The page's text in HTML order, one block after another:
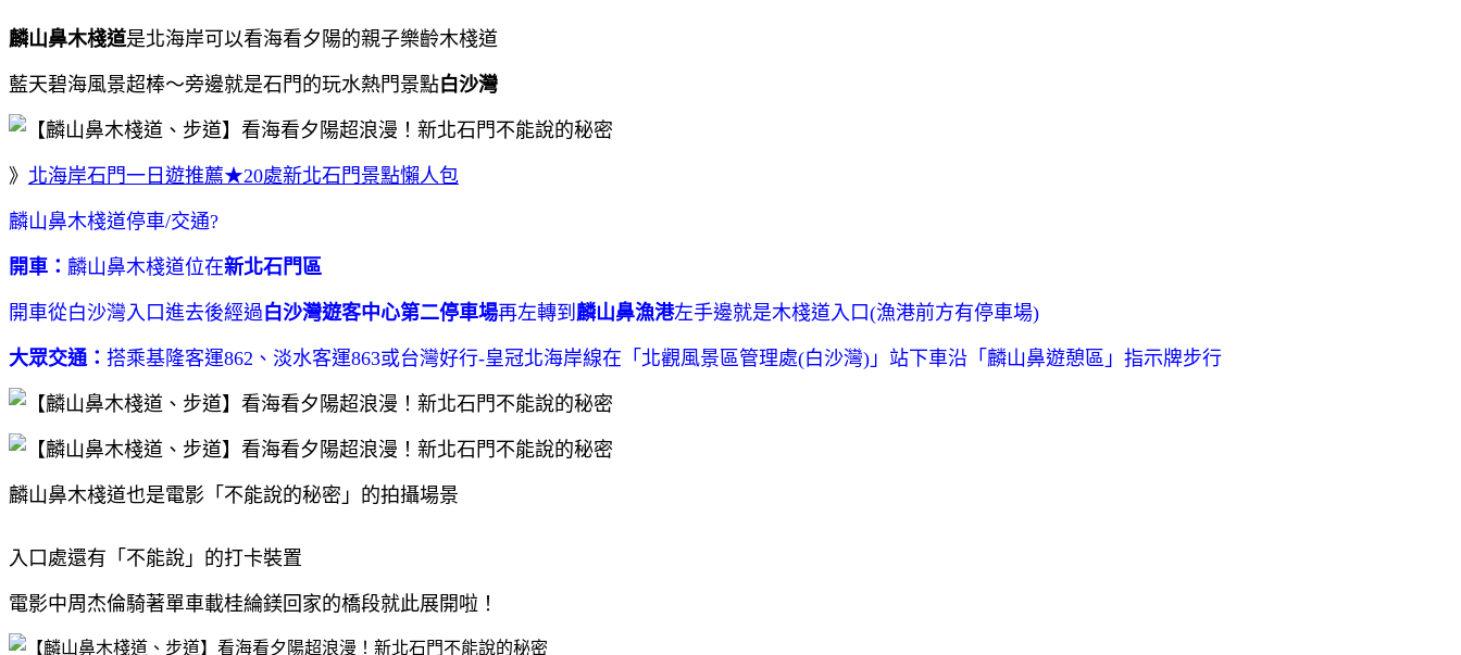
麟山鼻木棧道是北海岸可以看海看夕陽的親子樂齡木棧道
藍天碧海風景超棒～旁邊就是石門的玩水熱門景點白沙灣
》 北海岸石門一日遊推薦★20處新北石門景點懶人包
麟山鼻木棧道停車/交通?
開車： 麟山鼻木棧道位在新北石門區
開車從白沙灣入口進去後經過白沙灣遊客中心第二停車場再左轉到 麟山鼻漁港左手邊就是木棧道入口(漁港前方有停車場)
大眾交通： 搭乘基隆客運862、淡水客運863或台灣好行-皇冠北海岸線在「北觀風景區管理處(白沙灣)」站下車沿「麟山鼻遊憩區」指示牌步行
麟山鼻木棧道也是電影「不能說的秘密」的拍攝場景
入口處還有「不能說」的打卡裝置
電影中周杰倫騎著單車載桂綸鎂回家的橋段就此展開啦！